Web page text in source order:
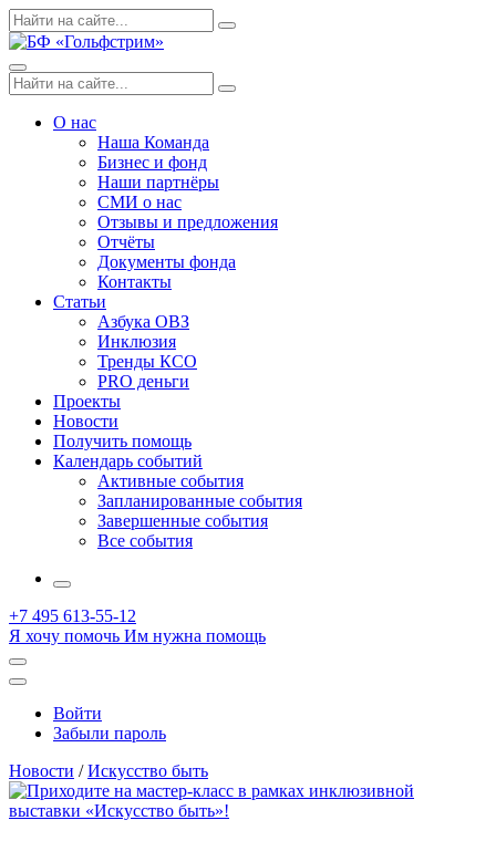
Skip
to
Поиск
по:
Search
Menu
Поиск
по:
Search
О нас
Наша Команда
Бизнес и фонд
Наши партнёры
СМИ о нас
Отзывы и предложения
Отчёты
Документы фонда
Контакты
Статьи
Азбука ОВЗ
Инклюзия
Тренды КСО
PRO деньги
Проекты
Новости
Получить помощь
Календарь событий
Активные события
Запланированные события
Завершенные события
Все события
More
+7 495 613-55-12
Я хочу помочь Им нужна помощь
Открыть
поиск
Профиль
Войти
Забыли пароль
Новости /Искусство быть